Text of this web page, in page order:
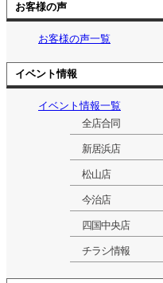
お客様の声
お客様の声一覧
イベント情報
イベント情報一覧
全店合同
新居浜店
松山店
今治店
四国中央店
チラシ情報